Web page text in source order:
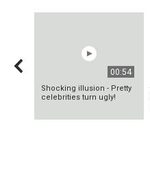
00:54
Shocking illusion - Pretty
celebrities turn ugly!